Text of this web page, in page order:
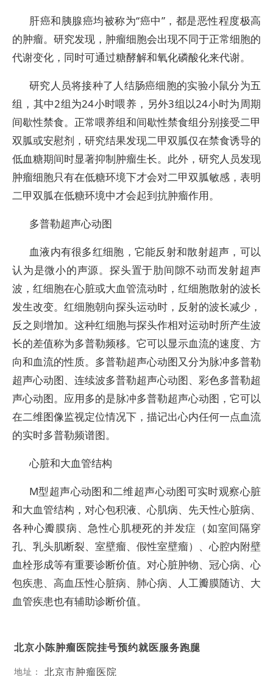
肝癌和胰腺癌均被称为“癌中”，都是恶性程度极高
的肿瘤。研究发现，肿瘤细胞会出现不同于正常细胞的
代谢变化，同时可通过糖酵解和氧化磷酸化来代谢。
研究人员将接种了人结肠癌细胞的实验小鼠分为五
组，其中2组为24小时喂养，另外3组以24小时为周期
间歇性禁食。正常喂养组和间歇性禁食组分别接受二甲
双胍或安慰剂，研究结果发现二甲双胍仅在禁食诱导的
低血糖期间时显著抑制肿瘤生长。此外，研究人员发现
肿瘤细胞只有在低糖环境下才会对二甲双胍敏感，表明
二甲双胍在低糖环境中才会起到抗肿瘤作用。
多普勒超声心动图
血液内有很多红细胞，它能反射和散射超声，可以
认为是微小的声源。探头置于肋间隙不动而发射超声
波，红细胞在心脏或大血管流动时，红细胞散射的波长
发生改变。红细胞朝向探头运动时，反射的波长减少，
反之则增加。这种红细胞与探头作相对运动时所产生波
长的差值称为多普勒频移。它可以显示血流的速度、方
向和血流的性质。多普勒超声心动图又分为脉冲多普勒
超声心动图、连续波多普勒超声心动图、彩色多普勒超
声心动图。应用多的是脉冲多普勒超声心动图，它可以
在二维图像监视定位情况下，描记出心内任何一点血流
的实时多普勒频谱图。
心脏和大血管结构
M型超声心动图和二维超声心动图可实时观察心脏
和大血管结构，对心包积液、心肌病、先天性心脏病、
各种心瓣膜病、急性心肌梗死的并发症（如室间隔穿
孔、乳头肌断裂、室壁瘤、假性室壁瘤）、心腔内附壁
血栓形成等有重要诊断价值。对心脏肿物、冠心病、心
包疾患、高血压性心脏病、肺心病、人工瓣膜随访、大
血管疾患也有辅助诊断价值。
北京小陈肿瘤医院挂号预约就医服务跑腿
地址： 北京市肿瘤医院